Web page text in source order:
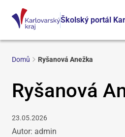
Školský portál
Domů Ryšanová Anežka
Ryšanová
23.05.2026
Autor: admin